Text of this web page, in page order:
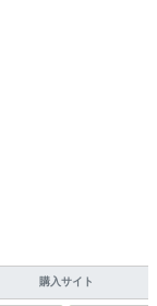
購入サイト